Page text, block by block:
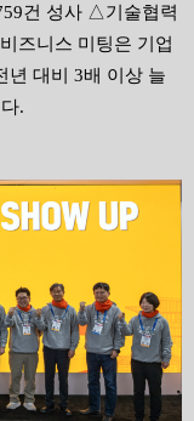
건 성사 △기술협력
즈니스 미팅은 기업
년 대비 3배 이상 늘
.